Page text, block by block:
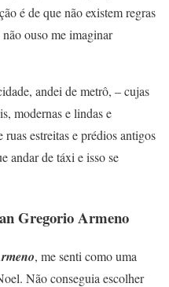
é de que não existem regras
ouso me imaginar
andei de metrô, – cujas
modernas e lindas e
estreitas e prédios antigos
andar de táxi e isso se
Gregorio Armeno
, me senti como uma
Não conseguia escolher